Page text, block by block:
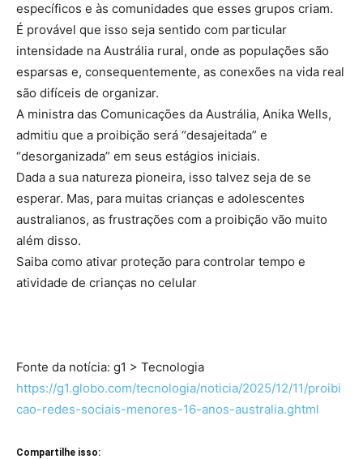
específicos e às comunidades que esses grupos criam.
É provável que isso seja sentido com particular
intensidade na Austrália rural, onde as populações são
esparsas e, consequentemente, as conexões na vida real
são difíceis de organizar.
A ministra das Comunicações da Austrália, Anika Wells,
admitiu que a proibição será “desajeitada” e
“desorganizada” em seus estágios iniciais.
Dada a sua natureza pioneira, isso talvez seja de se
esperar. Mas, para muitas crianças e adolescentes
australianos, as frustrações com a proibição vão muito
além disso.
Saiba como ativar proteção para controlar tempo e
atividade de crianças no celular
Fonte da notícia: g1 > Tecnologia
https://g1.globo.com/tecnologia/noticia/2025/12/11/proibi
cao-redes-sociais-menores-16-anos-australia.ghtml
Compartilhe isso: